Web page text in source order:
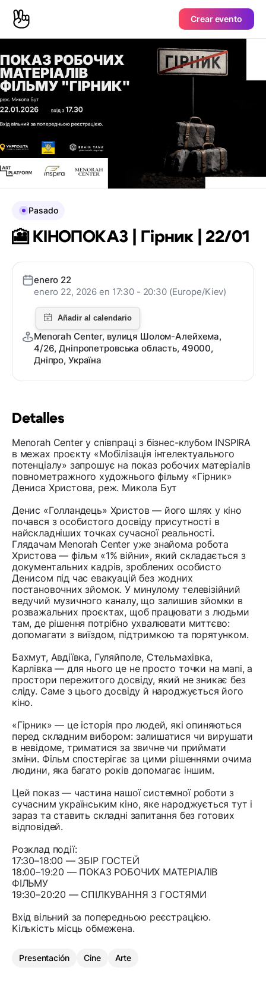
Crear evento
Detalles
Menorah Center у співпраці з бізнес-клубом INSPIRA
в межах проєкту «Мобілізація інтелектуального
потенціалу» запрошує на показ робочих матеріалів
повнометражного художнього фільму «Гірник»
Дениса Христова, реж. Микола Бут
Денис «Голландець» Христов — його шлях у кіно
почався з особистого досвіду присутності в
найскладніших точках сучасної реальності.
Глядачам Menorah Center уже знайома робота
Христова — фільм «1% війни», який складається з
документальних кадрів, зроблених особисто
Денисом під час евакуацій без жодних
постановочних зйомок. У минулому телевізійний
ведучий музичного каналу, що залишив зйомки в
розважальних проєктах, щоб працювати з людьми
там, де рішення потрібно ухвалювати миттєво:
допомагати з виїздом, підтримкою та порятунком.
Бахмут, Авдіївка, Гуляйполе, Стельмахівка,
Карлівка — для нього це не просто точки на мапі, а
простори пережитого досвіду, який не зникає без
сліду. Саме з цього досвіду й народжується його
кіно.
«Гірник» — це історія про людей, які опиняються
перед складним вибором: залишатися чи вирушати
в невідоме, триматися за звичне чи приймати
зміни. Фільм спостерігає за цими рішеннями очима
людини, яка багато років допомагає іншим.
Цей показ — частина нашої системної роботи з
сучасним українським кіно, яке народжується тут і
зараз та ставить складні запитання без готових
відповідей.
Розклад події:
17:30–18:00 — ЗБІР ГОСТЕЙ
18:00–19:20 — ПОКАЗ РОБОЧИХ МАТЕРІАЛІВ
ФІЛЬМУ
19:30–20:20 — СПІЛКУВАННЯ З ГОСТЯМИ
Вхід вільний за попередньою реєстрацією.
Кількість місць обмежена.
Presentación Cine Arte
Pasado
🎦 КІНОПОКАЗ | Гірник | 22/01
enero 22
enero 22, 2026 en 17:30 - 20:30 (Europe/Kiev)
Menorah Center, вулиця Шолом-Алейхема,
4/26, Дніпропетровська область, 49000,
Дніпро, Україна